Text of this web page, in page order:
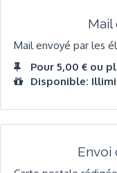
Mail envoyé par les
Pour 5,00 € ou
Disponible:
Envoi